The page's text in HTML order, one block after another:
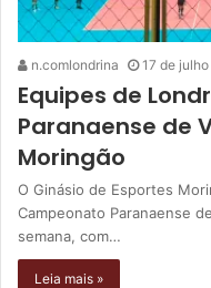
n.comlondrina 17 de
Equipes de
Paranaense de
Moringão
O Ginásio de Esportes
Campeonato Paranaense
semana, com…
Leia mais »